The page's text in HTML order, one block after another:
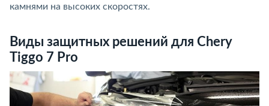
камнями на высоких скоростях.
Виды защитных решений для Chery
Tiggo 7 Pro